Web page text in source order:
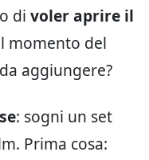
di voler aprire il
momento del
aggiungere?
: sogni un set
Prima cosa: